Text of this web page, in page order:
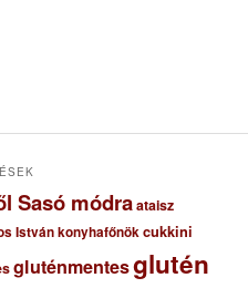
Sasó módraataisz
István konyhafőnökcukkini
gluténmentesglutén